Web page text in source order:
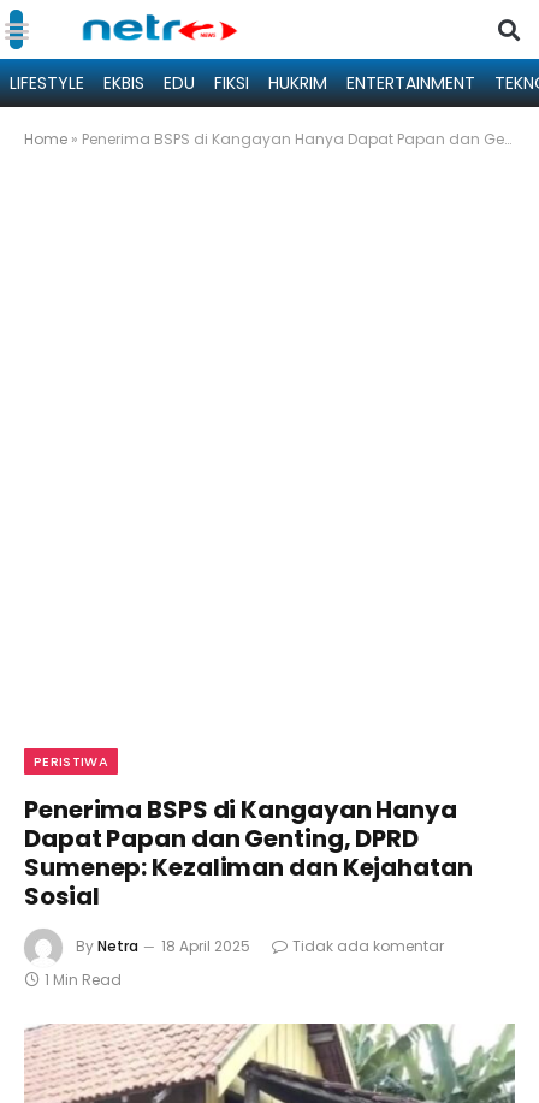
LIFESTYLE EKBIS EDU FIKSI HUKRIM ENTERTAINMENT
Home » Penerima BSPS di Kangayan Hanya Dapat Papan dan Genting, DPRD Sumenep: Kezaliman dan Kejahatan Sosial
PERISTIWA
Penerima BSPS di Kangayan Hanya
Dapat Papan dan Genting, DPRD
Sumenep: Kezaliman dan Kejahatan
Sosial
ByNetra 18 April 2025
Tidak ada komentar
1 Min Read